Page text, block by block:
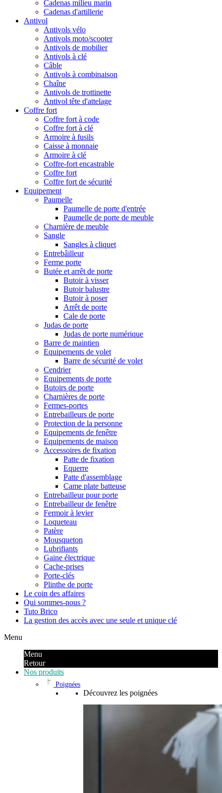
Cadenas milieu marin
Cadenas d'artillerie
Antivol
Antivols vélo
Antivols moto/scooter
Antivols de mobilier
Antivols à clé
Câble
Antivols à combinaison
Chaîne
Antivols de trottinette
Antivol tête d'attelage
Coffre fort
Coffre fort à code
Coffre fort à clé
Armoire à fusils
Caisse à monnaie
Armoire à clé
Coffre-fort encastrable
Coffre fort
Coffre fort de sécurité
Equipement
Paumelle
Paumelle de porte d'entrée
Paumelle de porte de meuble
Charnière de meuble
Sangle
Sangles à cliquet
Entrebâilleur
Ferme porte
Butée et arrêt de porte
Butoir à visser
Butoir balustre
Butoir à poser
Arrêt de porte
Cale de porte
Judas de porte
Judas de porte numérique
Barre de maintien
Equipements de volet
Barre de sécurité de volet
Cendrier
Equipements de porte
Butoirs de porte
Charnières de porte
Fermes-portes
Entrebailleurs de porte
Protection de la personne
Equipements de fenêtre
Equipements de maison
Accessoires de fixation
Patte de fixation
Equerre
Patte d'assemblage
Came plate batteuse
Entrebailleur pour porte
Entrebailleur de fenêtre
Fermoir à levier
Loqueteau
Patère
Mousqueton
Lubrifiants
Gaine électrique
Cache-prises
Porte-clés
Plinthe de porte
Le coin des affaires
Qui sommes-nous ?
Tuto Brico
La gestion des accès avec une seule et unique clé
Menu
Menu
Retour
Nos produits
Poignées
Découvrez les poignées